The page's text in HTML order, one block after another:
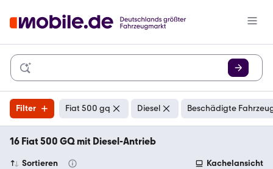
Filter Fiat 500 gq Diesel Beschädigte
16 Fiat 500 GQ mit Diesel-Antrieb
Sortieren Kachelansicht